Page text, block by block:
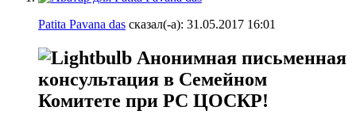
Patita Pavana das сказал(-а): 31.05.2017 16:01
Анонимная письменная
консультация в Семейном
Комитете при РС ЦОСКР!